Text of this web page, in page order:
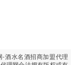
-酒水名酒招商加盟代理